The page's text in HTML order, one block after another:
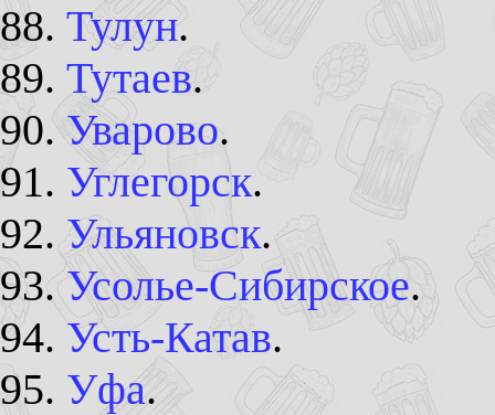
Тулун.
Тутаев.
Уварово.
Углегорск.
Ульяновск.
Усолье-Сибирское.
Усть-Катав.
Уфа.